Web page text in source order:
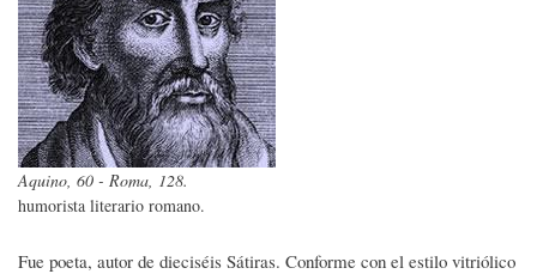
Aquino, 60 - Roma, 128.
humorista literario romano.
Fue poeta, autor de dieciséis Sátiras. Conforme con el estilo vitriólico